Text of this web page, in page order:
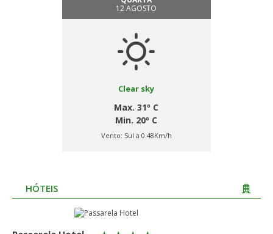
12 AGOSTO
Clear sky
Max. 31º C
Min. 20º C
Vento: Sul a 0.48Km/h
HÓTEIS